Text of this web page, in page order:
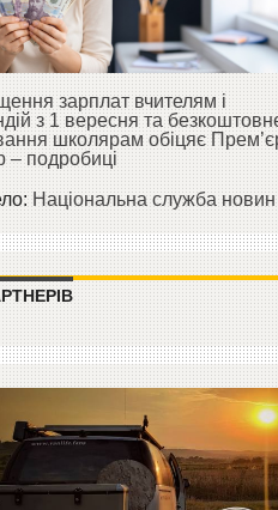
зарплат вчителям і
з 1 вересня та
школярам обіцяє
– подробиці
Національна служба новин